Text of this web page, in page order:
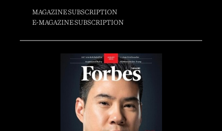
MAGAZINE SUBSCRIPTION
E-MAGAZINE SUBSCRIPTION